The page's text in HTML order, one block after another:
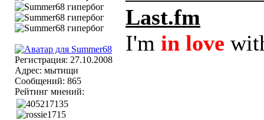
Регистрация: 27.10.2008
Адрес: мытищи
Сообщений: 865
Рейтинг мнений:
Last.fm
I'm in love